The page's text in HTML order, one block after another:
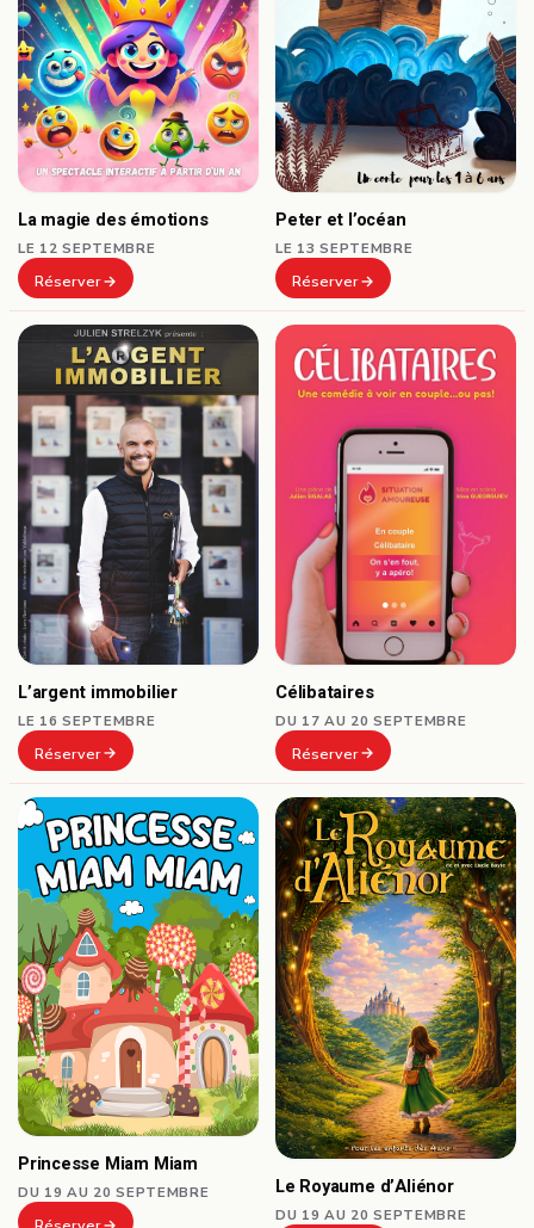
La magie des émotions
LE 12 SEPTEMBRE
Réserver
Peter et l’océan
LE 13 SEPTEMBRE
Réserver
L’argent immobilier
LE 16 SEPTEMBRE
Réserver
Célibataires
DU 17 AU 20 SEPTEMBRE
Réserver
Princesse Miam Miam
DU 19 AU 20 SEPTEMBRE Le Royaume d’Aliénor
DU 19 AU 20 SEPTEMBRE